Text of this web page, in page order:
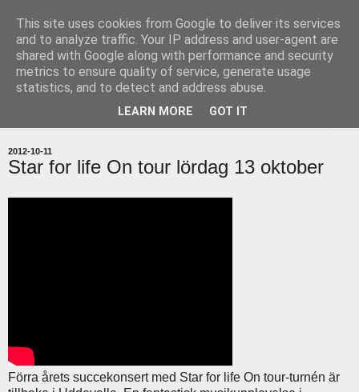
uddevallabloggen.se
med stort och smått från Uddevallas horisont
2012-10-11
Star for life On tour lördag 13 oktober
Förra årets succekonsert med Star for life On tour-turnén är
This site uses cookies from Google to deliver its services
and to analyze traffic. Your IP address and user-agent are
shared with Google along with performance and security
metrics to ensure quality of service, generate usage
statistics, and to detect and address abuse.
LEARN MORE GOT IT